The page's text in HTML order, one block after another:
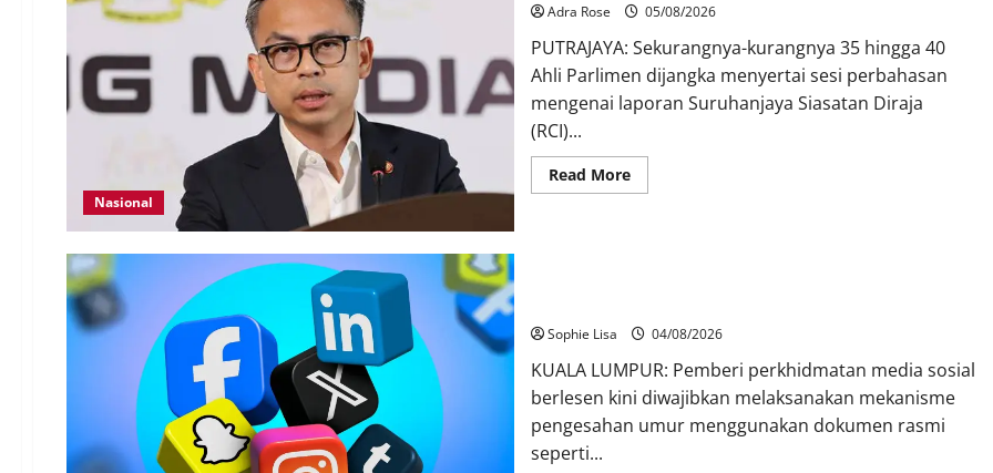
Nasional
Adra Rose 05/08/2026
PUTRAJAYA: Sekurangnya-kurangnya 35 hingga 40
Ahli Parlimen dijangka menyertai sesi perbahasan
mengenai laporan Suruhanjaya Siasatan Diraja
(RCI)...
Read More
Sophie Lisa 04/08/2026
KUALA LUMPUR: Pemberi perkhidmatan media sosial
berlesen kini diwajibkan melaksanakan mekanisme
pengesahan umur menggunakan dokumen rasmi
seperti...